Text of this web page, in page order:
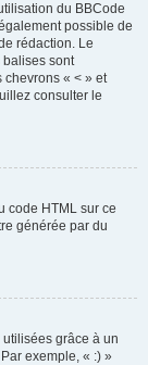
du BBCode
possible de
rédaction. Le
balises sont
chevrons « < » et
consulter le
code HTML sur ce
générée par du
grâce à un
exemple, « :) »